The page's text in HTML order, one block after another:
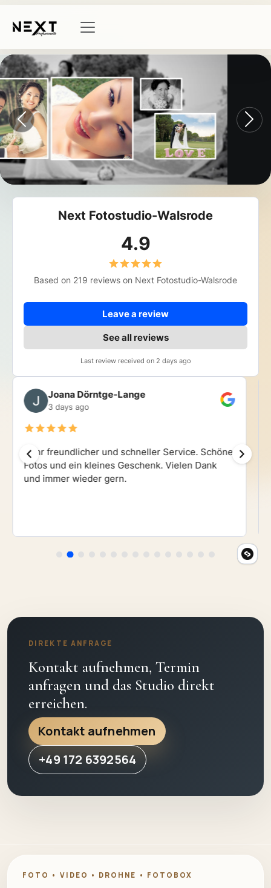
DIREKTE ANFRAGE
Kontakt aufnehmen, Termin
anfragen und das Studio direkt
erreichen.
Kontakt aufnehmen
+49 172 6392564
FOTO • VIDEO • DROHNE • FOTOBOX